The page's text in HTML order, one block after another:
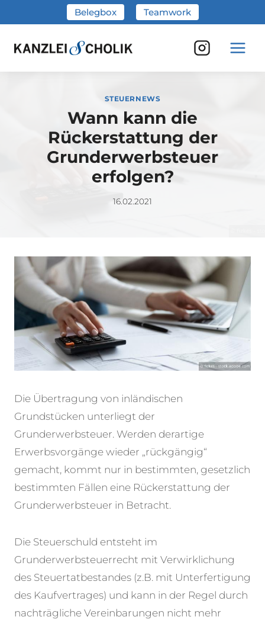
Inhalt
springen
Belegbox Teamwork
STEUERNEWS
Wann kann die
Rückerstattung der
Grunderwerbsteuer
erfolgen?
16.02.2021
Die Übertragung von inländischen
Grundstücken unterliegt der
Grunderwerbsteuer. Werden derartige
Erwerbsvorgänge wieder „rückgängig“
gemacht, kommt nur in bestimmten, gesetzlich
bestimmten Fällen eine Rückerstattung der
Grunderwerbsteuer in Betracht.
Die Steuerschuld entsteht im
Grunderwerbsteuerrecht mit Verwirklichung
des Steuertatbestandes (z.B. mit Unterfertigung
des Kaufvertrages) und kann in der Regel durch
nachträgliche Vereinbarungen nicht mehr